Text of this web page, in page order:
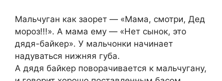
Мальчуган как заорет — «Мама, смотри, Дед
мороз!!!». А мама ему — «Нет сынок, это
дядя-байкер». У мальчонки начинает
надуваться нижняя губа.
А дядя байкер поворачивается к мальчугану,